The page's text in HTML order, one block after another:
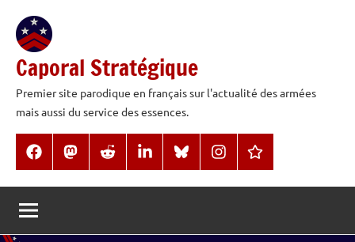
contenu
Caporal Stratégique
Premier site parodique en français sur l'actualité des armées
mais aussi du service des essences.
FacebookMastodonReddit LinkedInBlueSkyInstagramThreads